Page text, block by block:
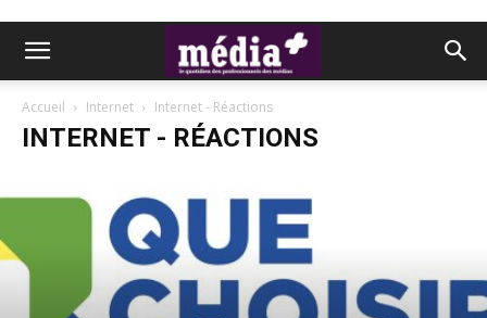
Accueil Internet Internet - Réactions
INTERNET - RÉACTIONS